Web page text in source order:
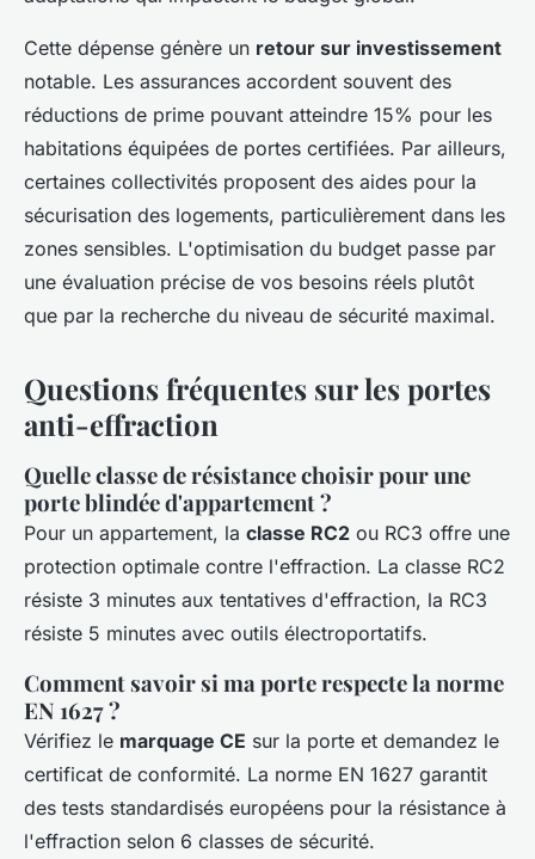
Cette dépense génère un retour sur investissement
notable. Les assurances accordent souvent des
réductions de prime pouvant atteindre 15% pour les
habitations équipées de portes certifiées. Par ailleurs,
certaines collectivités proposent des aides pour la
sécurisation des logements, particulièrement dans les
zones sensibles. L'optimisation du budget passe par
une évaluation précise de vos besoins réels plutôt
que par la recherche du niveau de sécurité maximal.
Questions fréquentes sur les portes
anti-effraction
Quelle classe de résistance choisir pour une
porte blindée d'appartement ?
Pour un appartement, la classe RC2 ou RC3 offre une
protection optimale contre l'effraction. La classe RC2
résiste 3 minutes aux tentatives d'effraction, la RC3
résiste 5 minutes avec outils électroportatifs.
Comment savoir si ma porte respecte la norme
EN 1627 ?
Vérifiez le marquage CE sur la porte et demandez le
certificat de conformité. La norme EN 1627 garantit
des tests standardisés européens pour la résistance à
l'effraction selon 6 classes de sécurité.